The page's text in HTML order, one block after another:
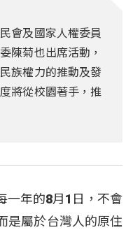
會及國家人權委員
陳菊也出席活動，
族權力的推動及發
將從校園著手，推
一年的8月1日，不會
是屬於台灣人的原住